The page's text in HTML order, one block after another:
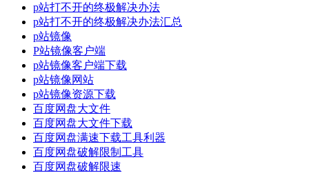
p站打不开的终极解决办法
p站打不开的终极解决办法汇总
p站镜像
P站镜像客户端
p站镜像客户端下载
p站镜像网站
p站镜像资源下载
百度网盘大文件
百度网盘大文件下载
百度网盘满速下载工具利器
百度网盘破解限制工具
百度网盘破解限速